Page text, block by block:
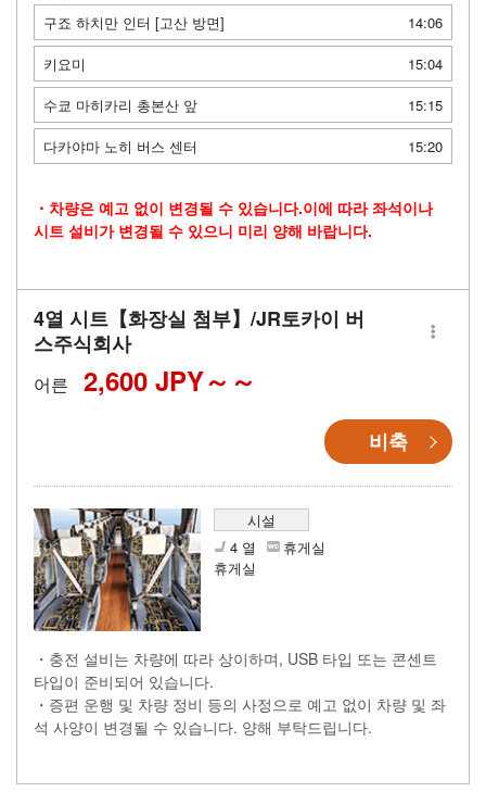
구죠 하치만 인터 [고산 방면]
14:06
키요미
15:04
수쿄 마히카리 총본산 앞
15:15
다카야마 노히 버스 센터
15:20
・차량은 예고 없이 변경될 수 있습니다.이에 따라 좌석이나
시트 설비가 변경될 수 있으니 미리 양해 바랍니다.
4열 시트【화장실 첨부】/JR토카이 버
스주식회사
어른 2,600 JPY～
비축
시설
4 열
휴게실
휴게실
・충전 설비는 차량에 따라 상이하며, USB 타입 또는 콘센트
타입이 준비되어 있습니다.
・증편 운행 및 차량 정비 등의 사정으로 예고 없이 차량 및 좌
석 사양이 변경될 수 있습니다. 양해 부탁드립니다.